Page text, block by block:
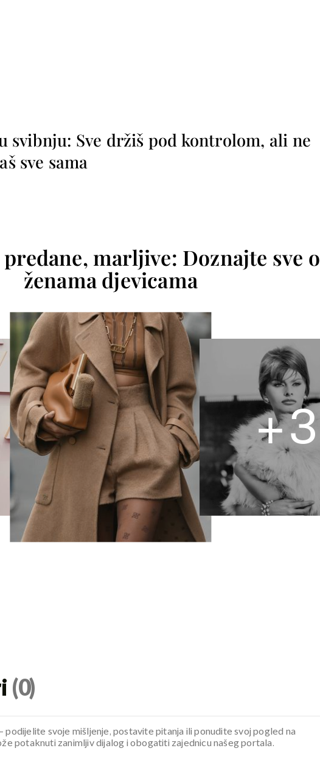
svibnju: Sve držiš pod kontrolom, ali ne
sve sama
marljive: Doznajte sve o
ženama djevicama
+3
(0)
podijelite svoje mišljenje, postavite pitanja ili ponudite svoj pogled na
potaknuti zanimljiv dijalog i obogatiti zajednicu našeg portala.